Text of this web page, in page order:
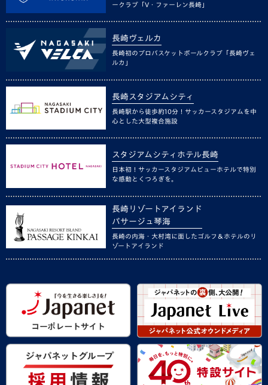
ークラブ「V・ファーレン長崎」
長崎ヴェルカ
長崎初のプロバスケットボールクラブ「長崎ヴェ
ルカ」
長崎スタジアムシティ
長崎駅から徒歩約10分！サッカースタジアムを中
心とした大型複合施設
スタジアムシティホテル長崎
日本初！サッカースタジアムビューホテルで特別
な感動とくつろぎを。
長崎リゾートアイランド
パサージュ琴海
長崎の内海・大村湾に面したゴルフ＆ホテルのリ
ゾートアイランド